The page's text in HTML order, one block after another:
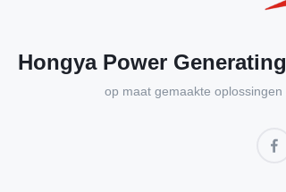
Hongya Power
op maat gemaakte